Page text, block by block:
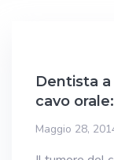
Dentista
cavo
Maggio 28,